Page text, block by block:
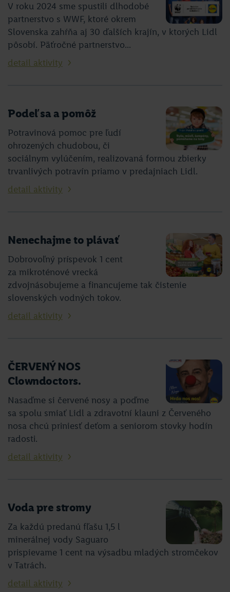
V roku 2024 sme spustili dlhodobé
partnerstvo s WWF, ktoré okrem
Slovenska zahŕňa aj 30 ďalších krajín, v ktorých Lidl
pôsobí. Päťročné partnerstvo...
detail aktivity
Podeľ sa a pomôž
Potravinová pomoc pre ľudí
ohrozených chudobou, či
sociálnym vylúčením, realizovaná formou zbierky
trvanlivých potravín priamo v predajniach Lidl.
detail aktivity
Nenechajme to plávať
Dobrovoľný príspevok 1 cent
za mikroténové vrecká
zdvojnásobujeme a financujeme tak čistenie
slovenských vodných tokov.
detail aktivity
ČERVENÝ NOS
Clowndoctors.
Nasaďme si červené nosy a poďme
sa spolu smiať Lidl a zdravotní klauni z Červeného
nosa chcú priniesť deťom a seniorom stovky hodín
radosti.
detail aktivity
Voda pre stromy
Za každú predanú fľašu 1,5 l
minerálnej vody Saguaro
prispievame 1 cent na výsadbu mladých stromčekov
v Tatrách.
detail aktivity